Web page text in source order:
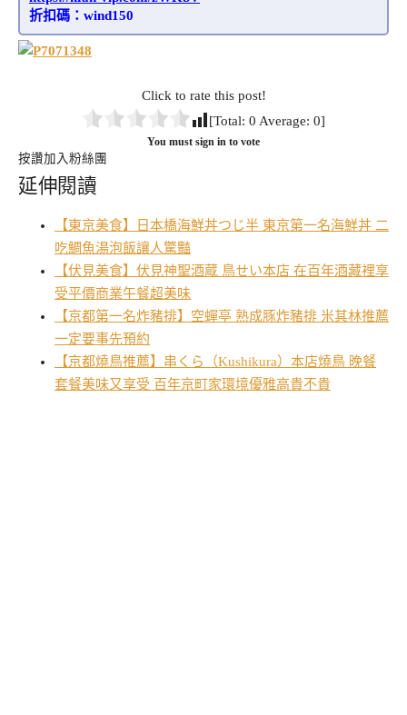
折扣碼：wind150
Click to rate this post!
[Total: 0 Average: 0]
You must sign in to vote
按讚加入粉絲團
延伸閱讀
【東京美食】日本橋海鮮丼つじ半 東京第一名海鮮丼 二
吃鯛魚湯泡飯讓人驚豔
【伏見美食】伏見神聖酒蔵 鳥せい本店 在百年酒藏裡享
受平價商業午餐超美味
【京都第一名炸豬排】空蟬亭 熟成豚炸豬排 米其林推薦
一定要事先預約
【京都燒鳥推薦】串くら（Kushikura）本店燒鳥 晚餐
套餐美味又享受 百年京町家環境優雅高貴不貴